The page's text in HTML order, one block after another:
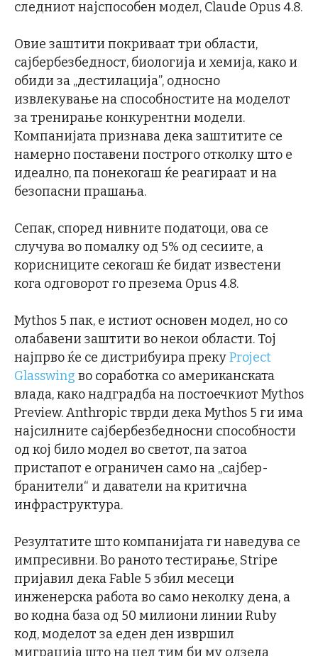
следниот најспособен модел, Claude Opus 4.8.
Овие заштити покриваат три области,
сајбербезбедност, биологија и хемија, како и
обиди за „дестилација”, односно
извлекување на способностите на моделот
за тренирање конкурентни модели.
Компанијата признава дека заштитите се
намерно поставени построго отколку што е
идеално, па понекогаш ќе реагираат и на
безопасни прашања.
Сепак, според нивните податоци, ова се
случува во помалку од 5% од сесиите, а
корисниците секогаш ќе бидат известени
кога одговорот го презема Opus 4.8.
Mythos 5 пак, е истиот основен модел, но со
олабавени заштити во некои области. Тој
најпрво ќе се дистрибуира прекуProject
Glasswing во соработка со американската
влада, како надградба на постоечкиот Mythos
Preview. Anthropic тврди дека Mythos 5 ги има
најсилните сајбербезбедносни способности
од кој било модел во светот, па затоа
пристапот е ограничен само на „сајбер-
бранители“ и даватели на критична
инфраструктура.
Резултатите што компанијата ги наведува се
импресивни. Во раното тестирање, Stripe
пријавил дека Fable 5 збил месеци
инженерска работа во само неколку дена, а
во кодна база од 50 милиони линии Ruby
код, моделот за еден ден извршил
миграција што на цел тим би му одзела